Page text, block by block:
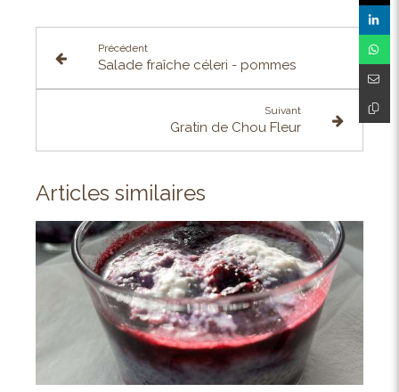
Précédent
Salade fraîche céleri - pommes
Suivant
Gratin de Chou Fleur
Articles similaires